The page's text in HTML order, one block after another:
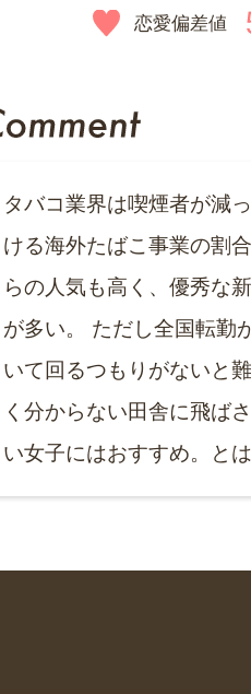
恋愛偏差値
タバコ業界は喫煙者が減
ける海外たばこ事業の割
らの人気も高く、優秀な
が多い。 ただし全国転勤
いて回るつもりがないと
く分からない田舎に飛ば
い女子にはおすすめ。と